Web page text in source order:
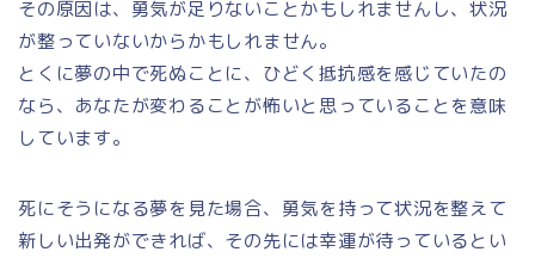
その原因は、勇気が足りないことかもしれませんし、状況
が整っていないからかもしれません。
とくに夢の中で死ぬことに、ひどく抵抗感を感じていたの
なら、あなたが変わることが怖いと思っていることを意味
しています。
死にそうになる夢を見た場合、勇気を持って状況を整えて
新しい出発ができれば、その先には幸運が待っているとい